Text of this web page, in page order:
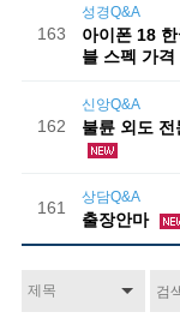
163
성경Q&A
아이폰 18
블 스펙 가격
162
신앙Q&A
불륜 외도
161
상담Q&A
출장안마